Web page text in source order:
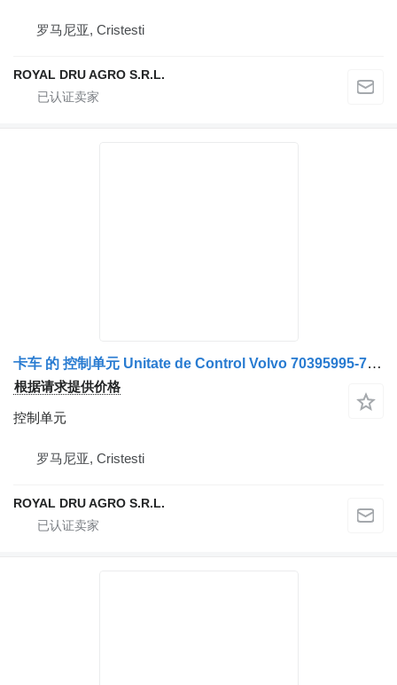
罗马尼亚, Cristesti
ROYAL DRU AGRO S.R.L.
卡车 的 控制单元 Unitate de Control Volvo 70395995-70395997-70395996-23317365-234
根据请求提供价格
控制单元
罗马尼亚, Cristesti
ROYAL DRU AGRO S.R.L.